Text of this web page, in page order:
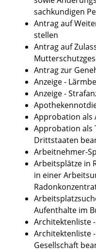
sachkundigen
Antrag auf
stellen
Antrag auf
Antrag zur
Anzeige -
Anzeige -
Approbation als
Approbation als
Drittstaaten
Arbeitnehmer-
Arbeitsplätze in
in einer
Aufenthalte im
Architektenliste
Architektenliste
Gesellschaft